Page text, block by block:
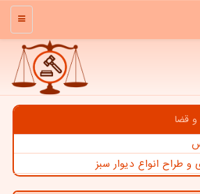
منو
قضا
طراح انواع دیوار سبز